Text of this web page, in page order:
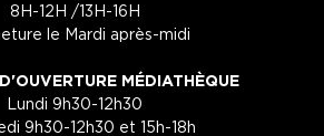
8H-12H /13H-16H
le Mardi après-midi
MÉDIATHÈQUE
Lundi 9h30-12h30
9h30-12h30 et 15h-18h